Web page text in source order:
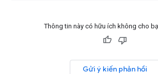
Thông tin này có hữu ích không cho
Gửi ý kiến phản hồi